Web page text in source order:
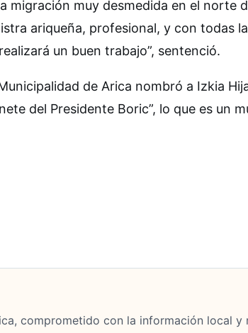
migración muy desmedida en el norte
ariqueña, profesional, y con todas
un buen trabajo”, sentenció.
de Arica nombró a Izkia
del Presidente Boric”, lo que es un
comprometido con la información local y